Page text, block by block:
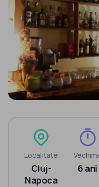
Localitate
Cluj-
Napoca
6 ani